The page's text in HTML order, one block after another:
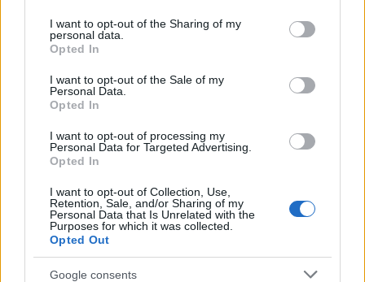
not limited to your visit or usage behaviour. You may click to
grant or deny consent to Google and its third-party tags to
use your data for below specified purposes in below Google
consent section.
I want to opt-out of the Sharing of my
personal data.
Opted In
I want to opt-out of the Sale of my
Personal Data.
Opted In
I want to opt-out of processing my
Personal Data for Targeted Advertising.
Opted In
I want to opt-out of Collection, Use,
Retention, Sale, and/or Sharing of my
Personal Data that Is Unrelated with the
Purposes for which it was collected.
Opted Out
Google consents
Τουρκία: «Σαν το Άρθρο 5 του ΝΑΤΟ» η
αμυντική συμφωνία με Σ. Αραβία και
Η Ρωσία έπληξε τρία πλοία με
στρατιωτικό υλικό για την Ουκρανία